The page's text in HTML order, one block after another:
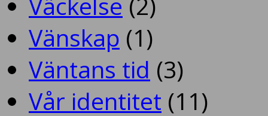
Vänskap (1)
Väntans tid (3)
Vår identitet (11)